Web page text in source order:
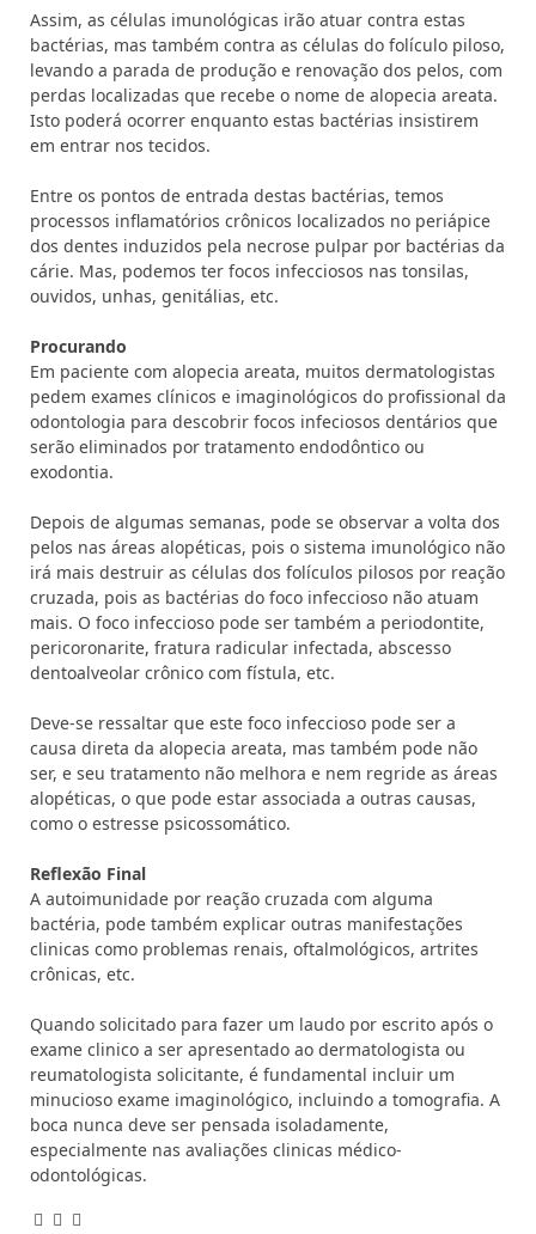
Assim, as células imunológicas irão atuar contra estas
bactérias, mas também contra as células do folículo piloso,
levando a parada de produção e renovação dos pelos, com
perdas localizadas que recebe o nome de alopecia areata.
Isto poderá ocorrer enquanto estas bactérias insistirem
em entrar nos tecidos.
Entre os pontos de entrada destas bactérias, temos
processos inflamatórios crônicos localizados no periápice
dos dentes induzidos pela necrose pulpar por bactérias da
cárie. Mas, podemos ter focos infecciosos nas tonsilas,
ouvidos, unhas, genitálias, etc.
Procurando
Em paciente com alopecia areata, muitos dermatologistas
pedem exames clínicos e imaginológicos do profissional da
odontologia para descobrir focos infeciosos dentários que
serão eliminados por tratamento endodôntico ou
exodontia.
Depois de algumas semanas, pode se observar a volta dos
pelos nas áreas alopéticas, pois o sistema imunológico não
irá mais destruir as células dos folículos pilosos por reação
cruzada, pois as bactérias do foco infeccioso não atuam
mais. O foco infeccioso pode ser também a periodontite,
pericoronarite, fratura radicular infectada, abscesso
dentoalveolar crônico com fístula, etc.
Deve-se ressaltar que este foco infeccioso pode ser a
causa direta da alopecia areata, mas também pode não
ser, e seu tratamento não melhora e nem regride as áreas
alopéticas, o que pode estar associada a outras causas,
como o estresse psicossomático.
Reflexão Final
A autoimunidade por reação cruzada com alguma
bactéria, pode também explicar outras manifestações
clinicas como problemas renais, oftalmológicos, artrites
crônicas, etc.
Quando solicitado para fazer um laudo por escrito após o
exame clinico a ser apresentado ao dermatologista ou
reumatologista solicitante, é fundamental incluir um
minucioso exame imaginológico, incluindo a tomografia. A
boca nunca deve ser pensada isoladamente,
especialmente nas avaliações clinicas médico-
odontológicas.
Facebook
EmailWhatsApp